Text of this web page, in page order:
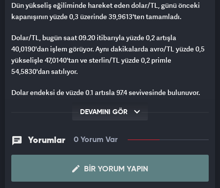
Dün yükseliş eğiliminde hareket eden dolar/TL, günü önceki
kapanışının yüzde 0,3 üzerinde 39,9613'ten tamamladı.
Dolar/TL, bugün saat 09.20 itibarıyla yüzde 0,2 artışla
40,0190'dan işlem görüyor. Aynı dakikalarda avro/TL yüzde 0,5
yükselişle 47,0140'tan ve sterlin/TL yüzde 0,2 primle
54,5830'dan satılıyor.
Dolar endeksi de yüzde 0,1 artışla 97,4 seviyesinde bulunuyor.
ABD Başkanı Donald Trump'ın diğer ülkelere yönelik tarife
fiyatlamalarında etkili oluyor. ABD yönetiminin uyguladığı
tarifelerle küresel ticaretin sekteye uğrayabileceği endişeleri
yeniden gün yüzüne çıkarken, ithal mallara uygulanan yüksek
vergilerin küresel ekonomik büyümeyi olumsuz
etkileyebileceğine dair kaygılar artıyor.
DEVAMINI GÖR
Yorumlar 0 Yorum Var
BIR YORUM YAPIN